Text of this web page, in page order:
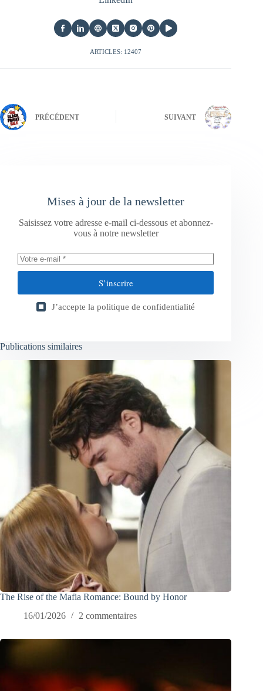
ARTICLES: 12407
PRÉCÉDENT SUIVANT
Mises à jour de la newsletter
Saisissez votre adresse e-mail ci-dessous et abonnez-
vous à notre newsletter
S’inscrire
J’accepte la politique de confidentialité
Publications similaires
The Rise of the Mafia Romance: Bound by Honor
16/01/2026
2 commentaires